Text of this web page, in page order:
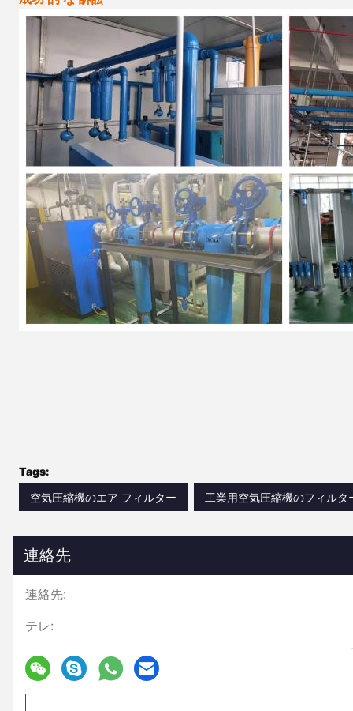
Tags:
空気圧縮機のエア フィルター
工業用空気圧縮機のフィルタ
連絡先
連絡先:
テレ: